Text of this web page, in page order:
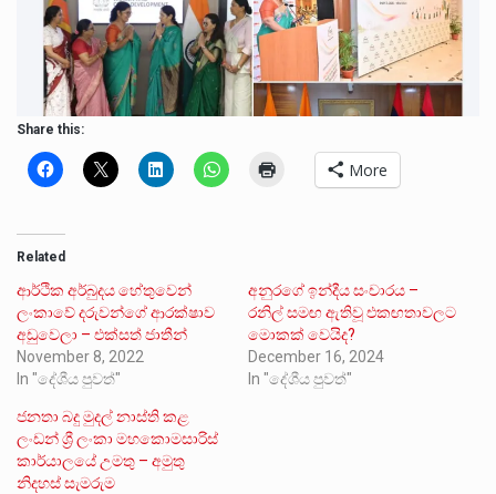
Share this:
More
Related
ආර්ථික අර්බුදය හේතුවෙන්
ලංකාවේ දරුවන්ගේ ආරක්ෂාව
අඩුවෙලා – එක්සත් ජාතීන්
November 8, 2022
In "දේශීය පුවත්"
අනුරගේ ඉන්දීය සංචාරය –
රනිල් සමඟ ඇතිවූ එකඟතාවලට
මොකක් වෙයිද?
December 16, 2024
In "දේශීය පුවත්"
ජනතා බදු මුදල් නාස්ති කළ
ලංඩන් ශ්‍රී ලංකා මහකොමසාරිස්
කාර්යාලයේ උමතු – අමුතු
නිදහස් සැමරුම